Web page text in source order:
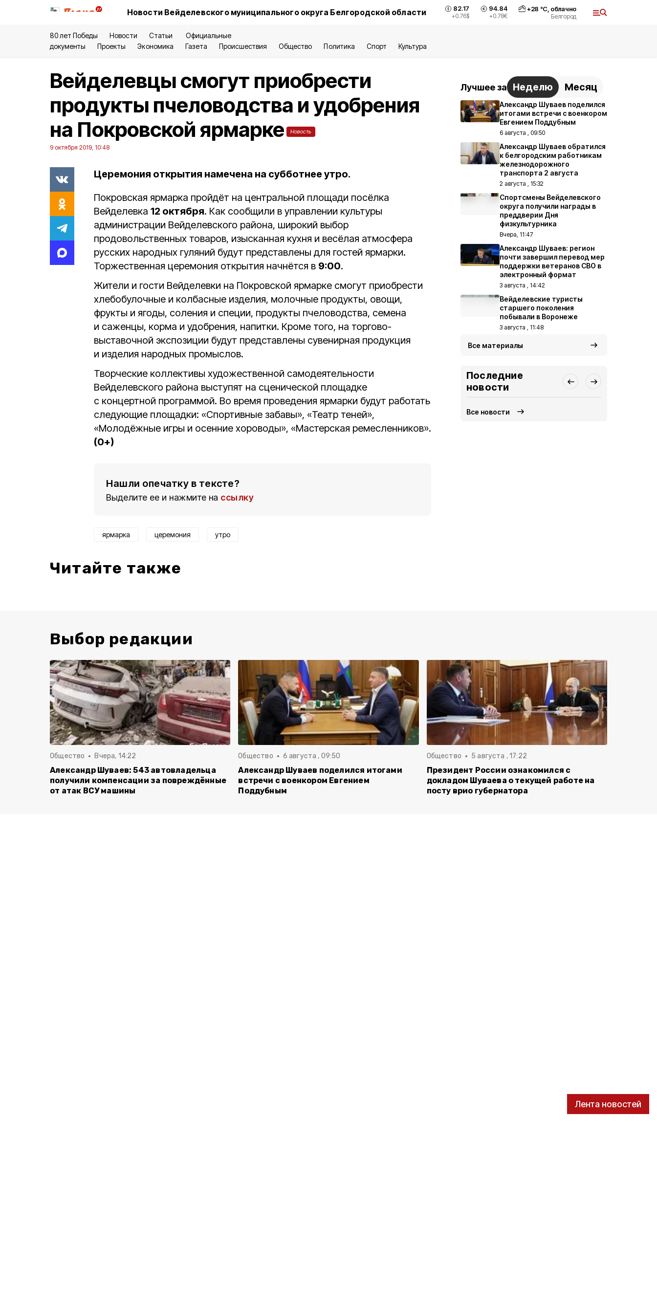
Новости Вейделевского муниципального округа Белгородской области 82.17
+0.76$
94.84
+0.78€
+28 °С, облачно
Белгород
80 лет Победы Новости Статьи
Официальные
документы
Проекты Экономика Газета Происшествия Общество Политика Спорт Культура
Лента новостей
Вейделевцы смогут приобрести
продукты пчеловодства и удобрения
на Покровской ярмарке
Новость
9 октября 2019, 10:48
Церемония открытия намечена на субботнее утро.
Покровская ярмарка пройдёт на центральной площади посёлка
Вейделевка 12 октября. Как сообщили в управлении культуры
администрации Вейделевского района, широкий выбор
продовольственных товаров, изысканная кухня и весёлая атмосфера
русских народных гуляний будут представлены для гостей ярмарки.
Торжественная церемония открытия начнётся в 9:00.
Жители и гости Вейделевки на Покровской ярмарке смогут приобрести
хлебобулочные и колбасные изделия, молочные продукты, овощи,
фрукты и ягоды, соления и специи, продукты пчеловодства, семена
и саженцы, корма и удобрения, напитки. Кроме того, на торгово-
выставочной экспозиции будут представлены сувенирная продукция
и изделия народных промыслов.
Творческие коллективы художественной самодеятельности
Вейделевского района выступят на сценической площадке
с концертной программой. Во время проведения ярмарки будут работать
следующие площадки: «Спортивные забавы», «Театр теней»,
«Молодёжные игры и осенние хороводы», «Мастерская ремесленников».
(0+)
Нашли опечатку в тексте?
Выделите ее и нажмите на ссылку
ярмарка церемония утро
Читайте также
Лучшее за Неделю Месяц
Александр Шуваев поделился
итогами встречи с военкором
Евгением Поддубным
6 августа , 09:50
Александр Шуваев обратился
к белгородским работникам
железнодорожного
транспорта 2 августа
2 августа , 15:32
Спортсмены Вейделевского
округа получили награды в
преддверии Дня
физкультурника
Вчера, 11:47
Александр Шуваев: регион
почти завершил перевод мер
поддержки ветеранов СВО в
электронный формат
3 августа , 14:42
Вейделевские туристы
старшего поколения
побывали в Воронеже
3 августа , 11:48
Все материалы
Последние
новости
Все новости
Выбор редакции
Общество Вчера, 14:22
Александр Шуваев: 543 автовладельца
получили компенсации за повреждённые
от атак ВСУ машины
Общество 6 августа , 09:50
Александр Шуваев поделился итогами
встречи с военкором Евгением
Поддубным
Общество 5 августа , 17:22
Президент России ознакомился с
докладом Шуваева о текущей работе на
посту врио губернатора